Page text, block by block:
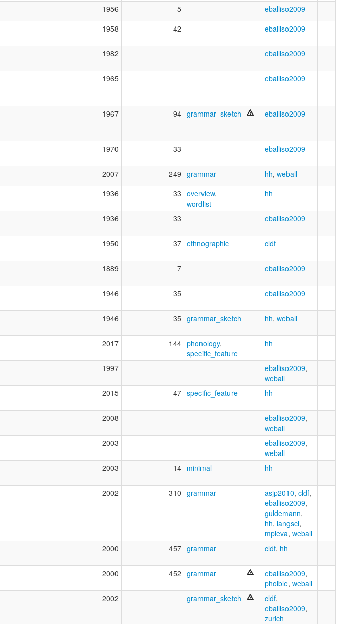
1956 5 eballiso2009
1958 42 eballiso2009
1982 eballiso2009
1965 eballiso2009
1967 94 grammar_sketch eballiso2009
1970 33 eballiso2009
2007 249 grammar hh, weball
1936 33 overview,
wordlist
hh
1936 33 eballiso2009
1950 37 ethnographic cldf
1889 7 eballiso2009
1946 35 eballiso2009
1946 35 grammar_sketch hh, weball
2017 144 phonology,
specific_feature
hh
1997 eballiso2009,
weball
2015 47 specific_feature hh
2008 eballiso2009,
weball
2003 eballiso2009,
weball
2003 14 minimal hh
2002 310 grammar asjp2010, cldf,
eballiso2009,
guldemann,
hh, langsci,
mpieva, weball
2000 457 grammar cldf, hh
2000 452 grammar eballiso2009,
phoible, weball
2002 grammar_sketch cldf,
eballiso2009,
zurich